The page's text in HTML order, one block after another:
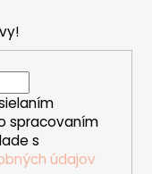
spracovaním
s
údajov